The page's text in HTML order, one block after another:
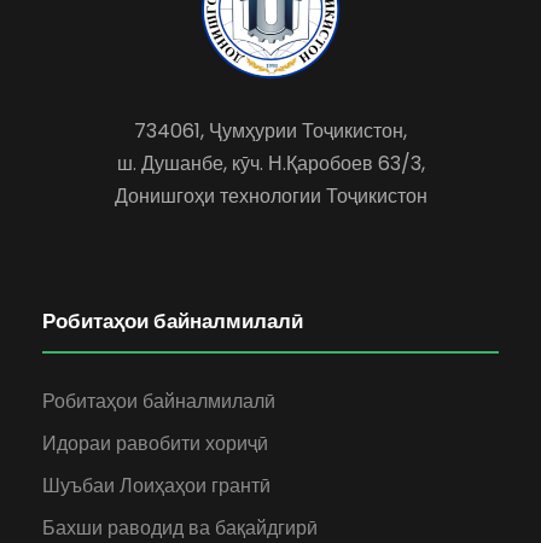
734061, Ҷумҳурии Тоҷикистон,
ш. Душанбе, кӯч. Н.Қаробоев 63/3,
Донишгоҳи технологии Тоҷикистон
Робитаҳои байналмилалӣ
Робитаҳои байналмилалӣ
Идораи равобити хориҷӣ
Шуъбаи Лоиҳаҳои грантӣ
Бахши раводид ва бақайдгирӣ